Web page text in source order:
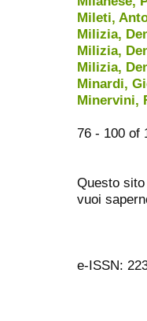
Mileti,
Milizia,
Milizia,
Milizia,
Minardi,
Minervini,
76 - 100
Questo
vuoi
e-ISSN: